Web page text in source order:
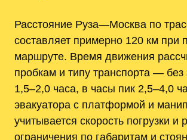
Расстояние Руза—Москва по
составляет примерно 120 км при
маршруте. Время движения
пробкам и типу транспорта — без
1,5–2,0 часа, в часы пик 2,5–4,0
эвакуатора с платформой и
учитывается скорость погрузки и
ограничения по габаритам и